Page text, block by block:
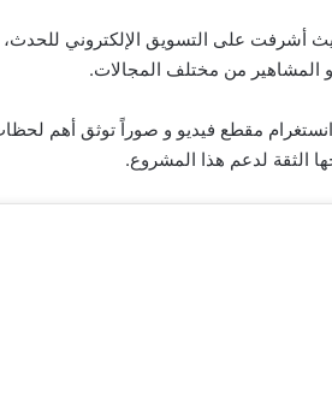
أشرفت على التسويق الإلكتروني
المشاهير من مختلف المجالات.
مقطع فيديو و صوراً توثق أهم
الثقة لدعم هذا المشروع.